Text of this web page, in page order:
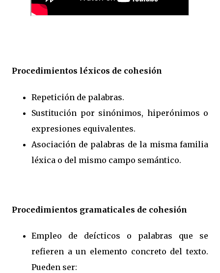
Procedimientos léxicos de cohesión
Repetición de palabras.
Sustitución por sinónimos, hiperónimos o
expresiones equivalentes.
Asociación de palabras de la misma familia
léxica o del mismo campo semántico.
Procedimientos gramaticales de cohesión
Empleo de deícticos o palabras que se
refieren a un elemento concreto del texto.
Pueden ser: